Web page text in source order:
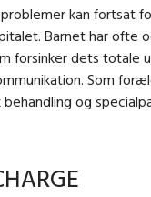
kan fortsat
Barnet har
forsinker dets totale
Som
og